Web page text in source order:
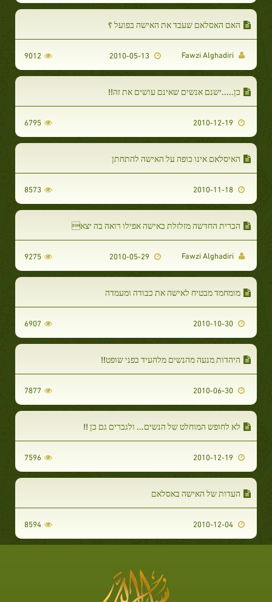
האם האסלאם שעבד את האישה בפועל ؟
2010-05-13
9012
כן.....ישנם אנשים שאינם עושים את זה!!
6795
האיסלאם אינו כופה על האישה להתחתן
8573
הברית החדשה מזלזלת באישה אפילו רואה בה יצא
2010-05-29
9275
מומחמד מבטיח לאישה את כבודה ומעמדה
6907
היהדות מנעה מהנשים מלהעיד בפני שופט!!
7877
לא לחופש המוחלט של הנשים... ולגברים גם כן !!
7596
העדות של האישה באסלאם
8594